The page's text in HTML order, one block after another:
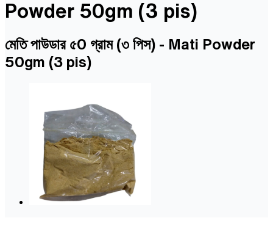
Powder 50gm (3 pis)
মেতি পাউডার ৫0 গ্রাম (৩ পিস) - Mati Powder
50gm (3 pis)